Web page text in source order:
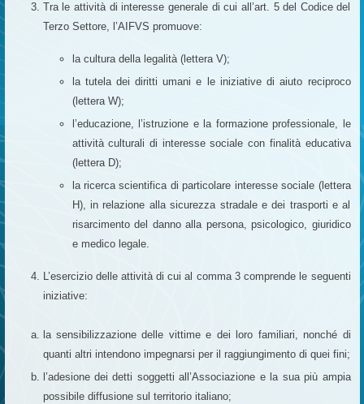
Tra le attività di interesse generale di cui all’art. 5 del Codice del
Terzo Settore, l’AIFVS promuove:
la cultura della legalità (lettera V);
la tutela dei diritti umani e le iniziative di aiuto reciproco
(lettera W);
l’educazione, l’istruzione e la formazione professionale, le
attività culturali di interesse sociale con finalità educativa
(lettera D);
la ricerca scientifica di particolare interesse sociale (lettera
H), in relazione alla sicurezza stradale e dei trasporti e al
risarcimento del danno alla persona, psicologico, giuridico
e medico legale.
L’esercizio delle attività di cui al comma 3 comprende le seguenti
iniziative:
la sensibilizzazione delle vittime e dei loro familiari, nonché di
quanti altri intendono impegnarsi per il raggiungimento di quei fini;
l’adesione dei detti soggetti all’Associazione e la sua più ampia
possibile diffusione sul territorio italiano;